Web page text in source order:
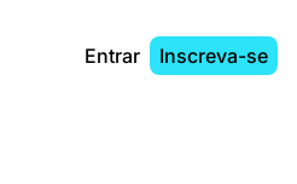
Entrar Inscreva-se